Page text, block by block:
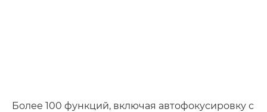
Более 100 функций, включая автофокусировку с